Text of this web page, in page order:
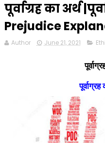
पूर्वाग्रह का अर्थ
Prejudice
Author June 21, 2021